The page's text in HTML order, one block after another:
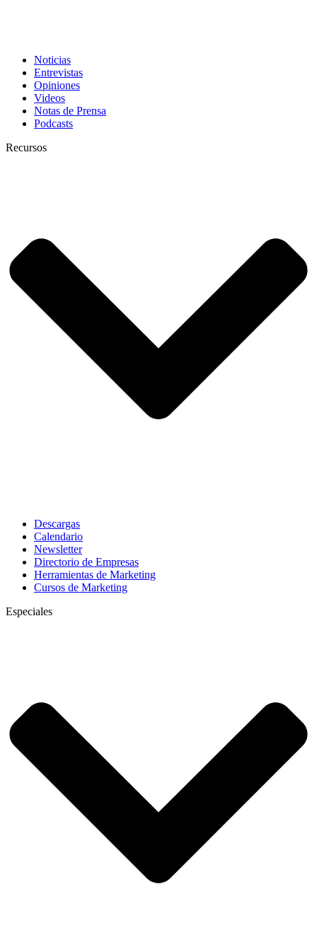
Noticias
Entrevistas
Opiniones
Videos
Notas de Prensa
Podcasts
Recursos
Descargas
Calendario
Newsletter
Directorio de Empresas
Herramientas de Marketing
Cursos de Marketing
Especiales